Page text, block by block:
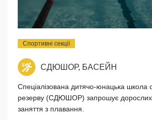
Спортивні секції
СДЮШОР, БАСЕЙН
Спеціалізована дитячо-юнацька школа
резерву (СДЮШОР) запрошує дорослих
заняття з плавання.